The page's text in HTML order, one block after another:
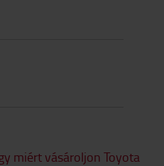
miért vásároljon Toyota